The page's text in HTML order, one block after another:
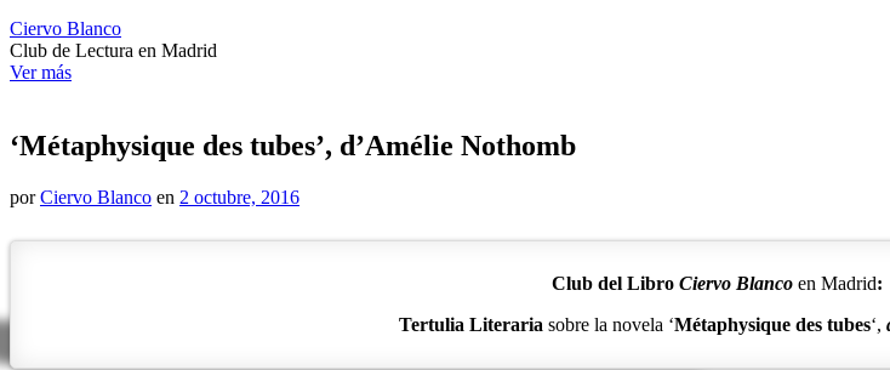
Ciervo Blanco
Club de Lectura en Madrid
Ver más
‘Métaphysique des tubes’, d’Amélie Nothomb
porCiervo Blanco en 2 octubre, 2016
Club del Libro Ciervo Blanco en Madrid:
Tertulia Literaria sobre la novela ‘Métaphysique des tubes‘,